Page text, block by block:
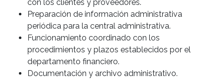
con los clientes y proveedores.
Preparación de información administrativa
periódica para la central administrativa.
Funcionamiento coordinado con los
procedimientos y plazos establecidos por el
departamento financiero.
Documentación y archivo administrativo.